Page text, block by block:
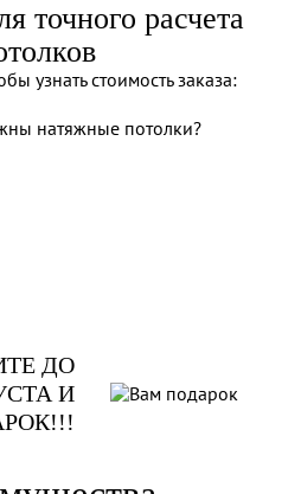
точного расчета
узнать стоимость заказа:
натяжные потолки?
ДО
И